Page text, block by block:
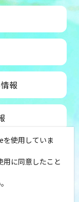
報
使用していま
に同意したこと